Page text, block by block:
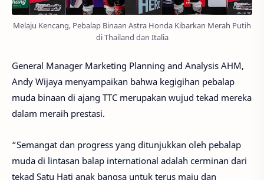
Melaju Kencang, Pebalap Binaan Astra Honda Kibarkan Merah Putih
di Thailand dan Italia
General Manager Marketing Planning and Analysis AHM,
Andy Wijaya menyampaikan bahwa kegigihan pebalap
muda binaan di ajang TTC merupakan wujud tekad mereka
dalam meraih prestasi.
“Semangat dan progress yang ditunjukkan oleh pebalap
muda di lintasan balap international adalah cerminan dari
tekad Satu Hati anak bangsa untuk terus maju dan